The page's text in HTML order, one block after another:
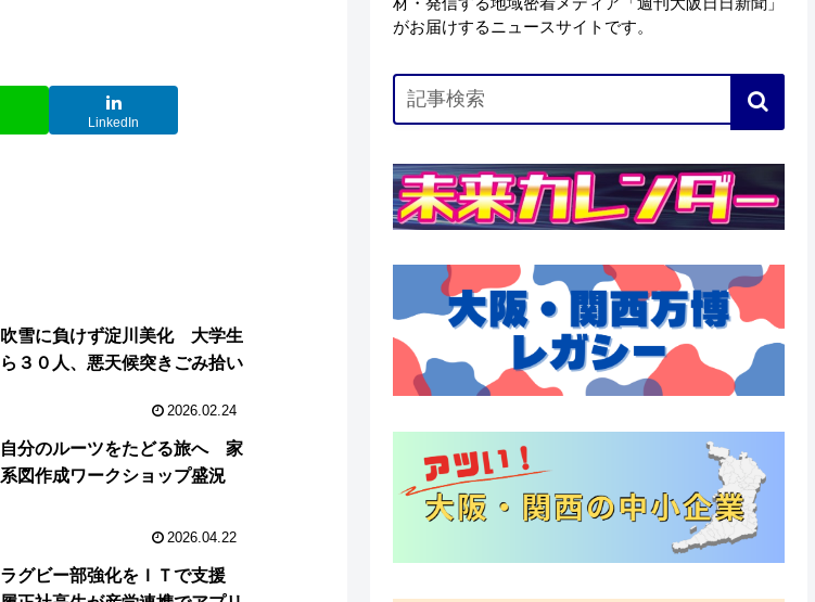
LinkedIn
吹雪に負けず淀川美化 大学生
ら３０人、悪天候突きごみ拾い
2026.02.24
自分のルーツをたどる旅へ 家
系図作成ワークショップ盛況
2026.04.22
ラグビー部強化をＩＴで支援
がお届けするニュースサイトです。